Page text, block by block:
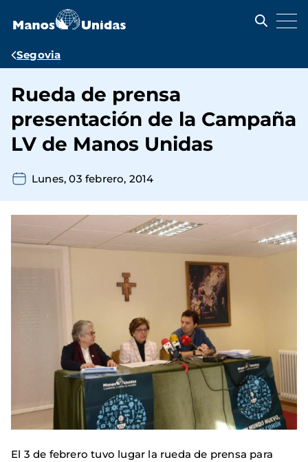
contenido
Ruta
navegación
Segovia
Rueda de prensa
presentación de la Campaña
LV de Manos Unidas
Lunes, 03 febrero, 2014
El 3 de febrero tuvo lugar la rueda de prensa para